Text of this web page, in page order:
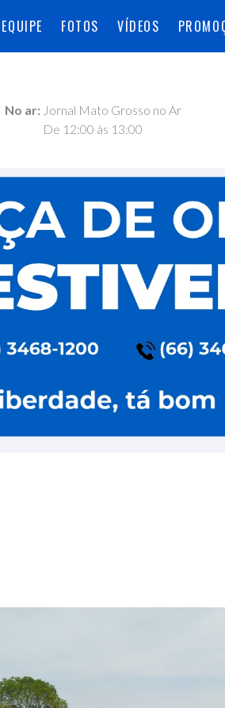
EQUIPE FOTOS VÍDEOS
No ar: Jornal Mato Grosso no Ar
De 12:00 às 13:00